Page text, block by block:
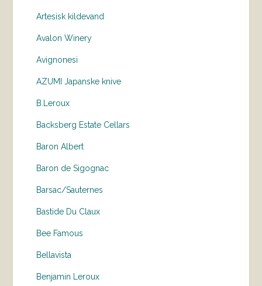
Artesisk kildevand
Avalon Winery
Avignonesi
AZUMI Japanske knive
B.Leroux
Backsberg Estate Cellars
Baron Albert
Baron de Sigognac
Barsac/Sauternes
Bastide Du Claux
Bee Famous
Bellavista
Benjamin Leroux